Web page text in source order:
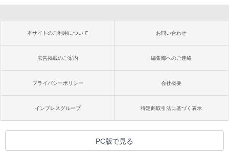
本サイトのご利用について お問い合わせ
広告掲載のご案内 編集部へのご連絡
プライバシーポリシー 会社概要
インプレスグループ 特定商取引法に基づく表示
PC版で見る